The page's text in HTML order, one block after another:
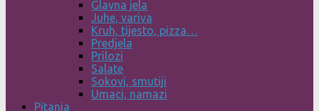
Glavna jela
Juhe, variva
Kruh, tijesto, pizza…
Predjela
Prilozi
Salate
Sokovi, smutiji
Umaci, namazi
Pitanja